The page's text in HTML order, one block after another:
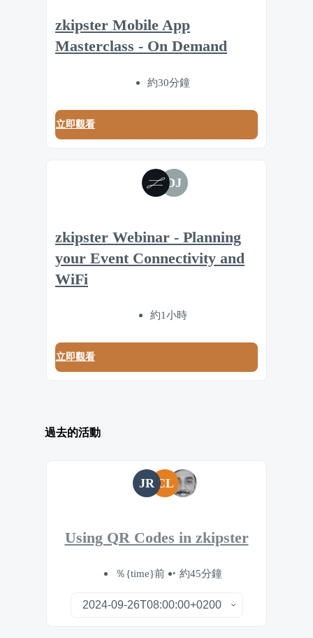
zkipster Mobile App
Masterclass - On Demand
約30分鐘
立即觀看
DJ
zkipster Webinar - Planning
your Event Connectivity and
WiFi
約1小時
立即觀看
過去的活動
JR CL
Using QR Codes in zkipster
％{time}前 約45分鐘